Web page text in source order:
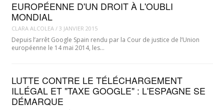
EUROPÉENNE D'UN DROIT À L'OUBLI
MONDIAL
CLARA ALCOLEA/ 3 JANVIER 2015
Depuis l’arrêt Google Spain rendu par la Cour de justice de l’Union
européenne le 14 mai 2014, les…
LUTTE CONTRE LE TÉLÉCHARGEMENT
ILLÉGAL ET "TAXE GOOGLE" : L'ESPAGNE SE
DÉMARQUE